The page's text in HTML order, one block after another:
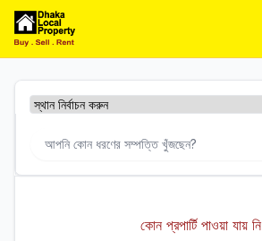
ঢাকা লোকাল প্রপার্টি
কোন প্রপার্টি পাওয়া যায় নি